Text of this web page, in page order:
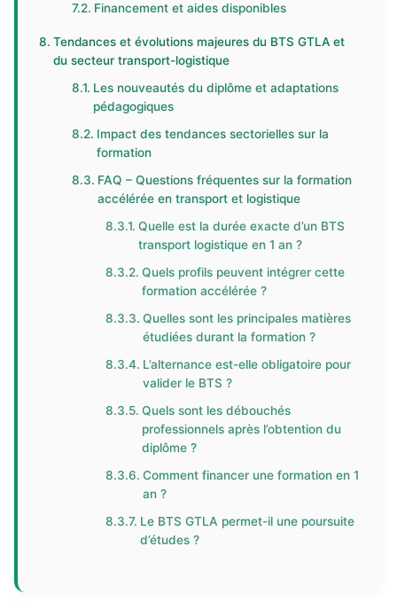
Financement et aides disponibles
Tendances et évolutions majeures du BTS GTLA et
du secteur transport-logistique
Les nouveautés du diplôme et adaptations
pédagogiques
Impact des tendances sectorielles sur la
formation
FAQ – Questions fréquentes sur la formation
accélérée en transport et logistique
Quelle est la durée exacte d’un BTS
transport logistique en 1 an ?
Quels profils peuvent intégrer cette
formation accélérée ?
Quelles sont les principales matières
étudiées durant la formation ?
L’alternance est-elle obligatoire pour
valider le BTS ?
Quels sont les débouchés
professionnels après l’obtention du
diplôme ?
Comment financer une formation en 1
an ?
Le BTS GTLA permet-il une poursuite
d’études ?